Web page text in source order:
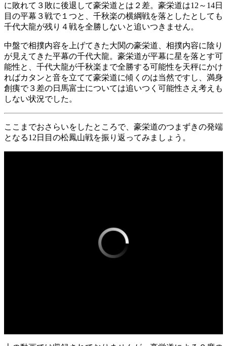
に敗れて３敗に後退して豪栄道とは２差。豪栄道は12～14日
目の平幕３戦で１つと、千秋楽の横綱戦を落としたとしても
千代大龍が残り４戦を全勝しないと追いつきません。
中盤で相撲内容を上げてきた大関の豪栄道、相撲内容に陰り
が見えてきた平幕の千代大龍。豪栄道が平幕に星を落とす可
能性と、千代大龍が千秋楽まで全勝する可能性を天秤にかけ
ればカタンと音を立てて豪栄道に傾くのは当然ですし、満身
創痍で３差の日馬富士については追いつく可能性さえ考えも
しない状況でした。
ここまでおさらいをしたところで、豪栄道のつまずきの発端
となる12日目の松鳳山戦を振り返ってみましょう。